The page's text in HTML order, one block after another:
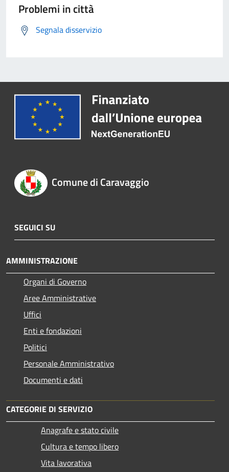
Problemi in città
Segnala disservizio
Comune di Caravaggio
SEGUICI SU
AMMINISTRAZIONE
Organi di Governo
Aree Amministrative
Uffici
Enti e fondazioni
Politici
Personale Amministrativo
Documenti e dati
CATEGORIE DI SERVIZIO
Anagrafe e stato civile
Cultura e tempo libero
Vita lavorativa